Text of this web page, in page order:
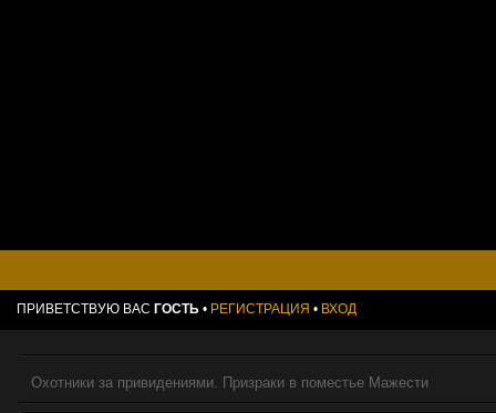
ПРИВЕТСТВУЮ ВАС ГОСТЬ • РЕГИСТРАЦИЯ • ВХОД
Охотники за привидениями. Призраки в поместье Мажести